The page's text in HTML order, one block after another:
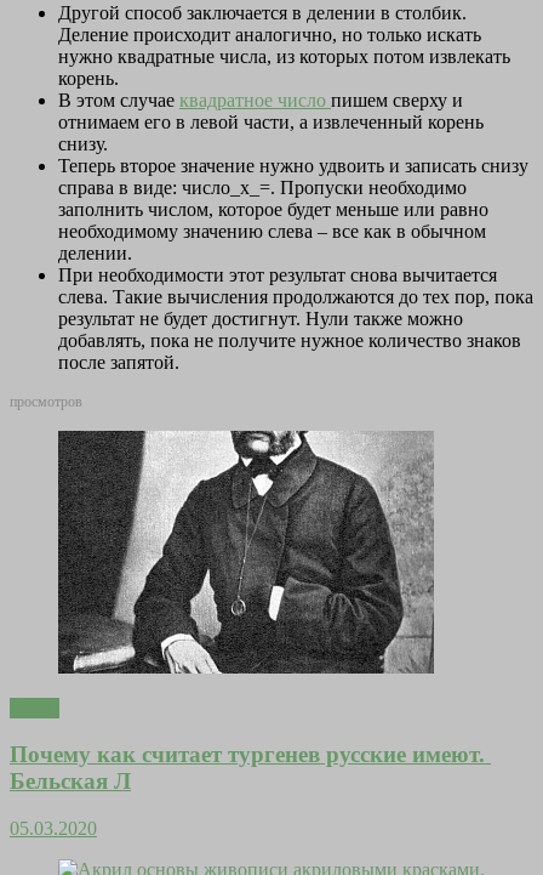
Другой способ заключается в делении в столбик.
Деление происходит аналогично, но только искать
нужно квадратные числа, из которых потом извлекать
корень.
В этом случае квадратное число пишем сверху и
отнимаем его в левой части, а извлеченный корень
снизу.
Теперь второе значение нужно удвоить и записать снизу
справа в виде: число_х_=. Пропуски необходимо
заполнить числом, которое будет меньше или равно
необходимому значению слева – все как в обычном
делении.
При необходимости этот результат снова вычитается
слева. Такие вычисления продолжаются до тех пор, пока
результат не будет достигнут. Нули также можно
добавлять, пока не получите нужное количество знаков
после запятой.
просмотров
Почему как считает тургенев русские имеют.
Бельская Л
05.03.2020